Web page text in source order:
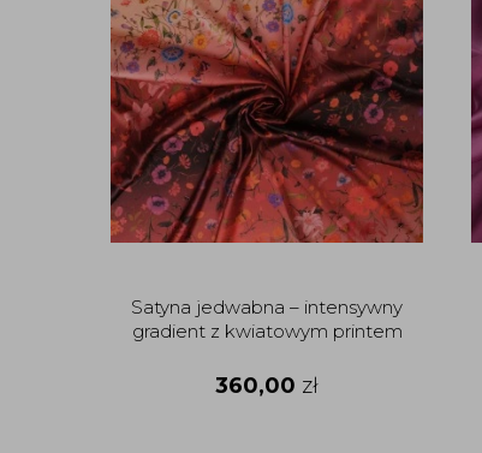
Satyna jedwabna – intensywny
gradient z kwiatowym printem
360,00 zł